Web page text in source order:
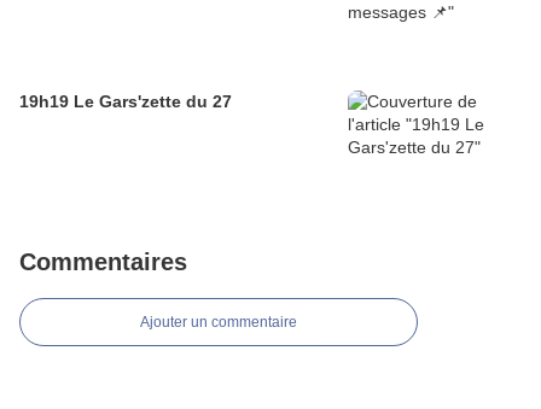
19h19 Le Gars'zette du 27
Commentaires
Ajouter un commentaire